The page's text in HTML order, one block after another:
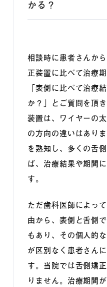
かる？
相談時に患者さんか
正装置に比べて治療
「表側に比べて治療
か？」とご質問を頂
装置は、ワイヤーの
の方向の違いはあり
を熟知し、多くの舌
ば、治療結果や期間
す。
ただ歯科医師によっ
由から、表側と舌側
もあり、その個人的
が区別なく患者さん
す。当院では舌側矯
りません。治療期間